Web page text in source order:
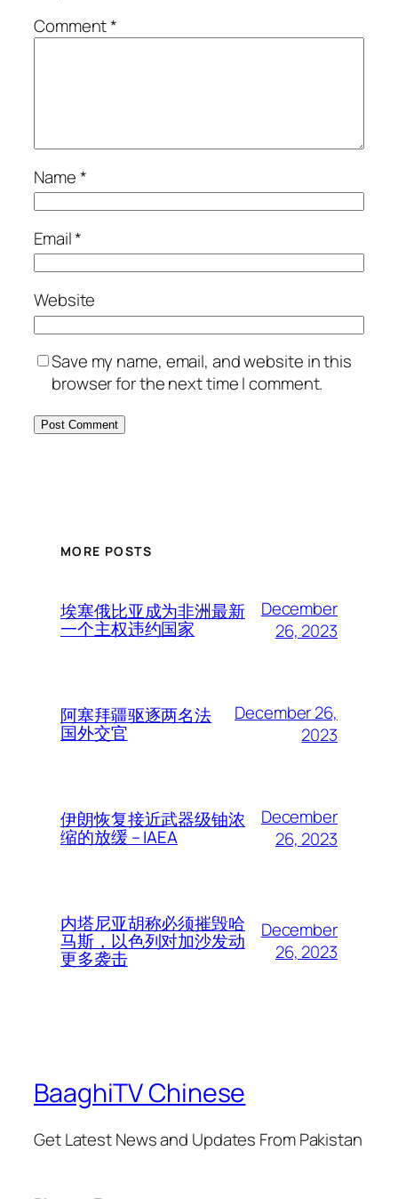
Comment*
Name*
Email*
Website
Save my name, email, and website in this
browser for the next time I comment.
MORE POSTS
埃塞俄比亚成为非洲最新
一个主权违约国家
December
26, 2023
阿塞拜疆驱逐两名法
国外交官
December 26,
2023
伊朗恢复接近武器级铀浓
缩的放缓 – IAEA
December
26, 2023
内塔尼亚胡称必须摧毁哈
马斯，以色列对加沙发动
更多袭击
December
26, 2023
BaaghiTV Chinese
Get Latest News and Updates From Pakistan